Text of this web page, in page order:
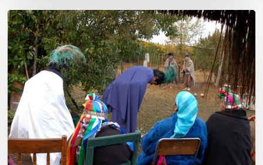
Conmemoración
del
Wiñoy
Tripantü
y
la
Sociedad
Mapuche